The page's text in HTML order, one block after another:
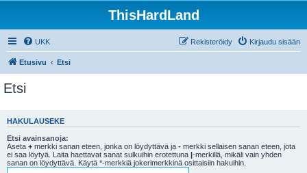
ThisHardLand
UKK Kirjaudu sisään
Rekisteröidy
Etusivu Etsi
Etsi
HAKULAUSEKE
Etsi avainsanoja:
Aseta + merkki sanan eteen, jonka on löydyttävä ja - merkki sellaisen sanan eteen, jota
ei saa löytyä. Laita haettavat sanat sulkuihin erotettuna |-merkillä, mikäli vain yhden
sanan on löydyttävä. Käytä *-merkkiä jokerimerkkinä osittaisiin hakuihin.